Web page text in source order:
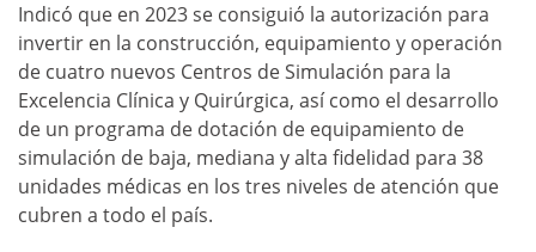
Indicó que en 2023 se consiguió la autorización para
invertir en la construcción, equipamiento y operación
de cuatro nuevos Centros de Simulación para la
Excelencia Clínica y Quirúrgica, así como el desarrollo
de un programa de dotación de equipamiento de
simulación de baja, mediana y alta fidelidad para 38
unidades médicas en los tres niveles de atención que
cubren a todo el país.